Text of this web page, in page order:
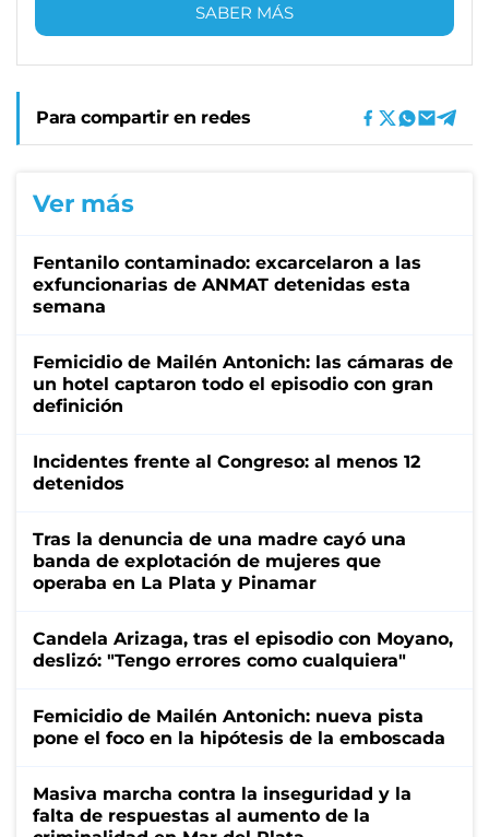
SABER MÁS
Para compartir en redes
Ver más
Fentanilo contaminado: excarcelaron a las
exfuncionarias de ANMAT detenidas esta
semana
Femicidio de Mailén Antonich: las cámaras de
un hotel captaron todo el episodio con gran
definición
Incidentes frente al Congreso: al menos 12
detenidos
Tras la denuncia de una madre cayó una
banda de explotación de mujeres que
operaba en La Plata y Pinamar
Candela Arizaga, tras el episodio con Moyano,
deslizó: "Tengo errores como cualquiera"
Femicidio de Mailén Antonich: nueva pista
pone el foco en la hipótesis de la emboscada
Masiva marcha contra la inseguridad y la
falta de respuestas al aumento de la